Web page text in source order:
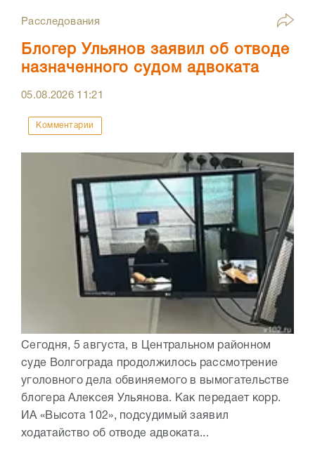
Расследования
Блогер Ульянов заявил об отводе
назначенного судом адвоката
05.08.2026 11:21
Комментарии
Сегодня, 5 августа, в Центральном районном
суде Волгограда продолжилось рассмотрение
уголовного дела обвиняемого в вымогательстве
блогера Алексея Ульянова. Как передает корр.
ИА «Высота 102», подсудимый заявил
ходатайство об отводе адвоката...